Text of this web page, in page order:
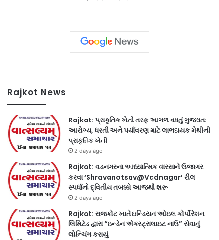
Rajkot News
Rajkot: પ્રાકૃતિક ખેતી તરફ આગળ વધતું ગુજરાત:
આરોગ્ય, ધરતી અને પર્યાવરણ માટે લાભદાયક મેથીની
પ્રાકૃતિક ખેતી
2 days ago
Rajkot: વડનગરના આધ્યાત્મિક વારસાને ઉજાગર
કરવા ‘Shravanotsav@Vadnagar’ રીલ
સ્પર્ધાનો દ્વિતીય તબક્કો આજથી શરૂ
2 days ago
Rajkot: રાજકોટ ખાતે ઇન્ડિયન ઓઇલ કોર્પોરેશન
લિમિટેડ દ્વારા “ઇન્ડેન એક્સ્ટ્રાલાઇટ નાઉ” સેવાનું
લોન્ચિંગ કરાયું